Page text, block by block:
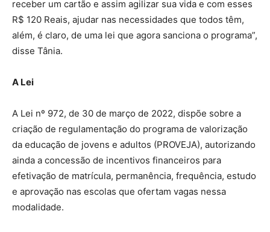
receber um cartão e assim agilizar sua vida e com esses
R$ 120 Reais, ajudar nas necessidades que todos têm,
além, é claro, de uma lei que agora sanciona o programa”,
disse Tânia.
A Lei
A Lei nº 972, de 30 de março de 2022, dispõe sobre a
criação de regulamentação do programa de valorização
da educação de jovens e adultos (PROVEJA), autorizando
ainda a concessão de incentivos financeiros para
efetivação de matrícula, permanência, frequência, estudo
e aprovação nas escolas que ofertam vagas nessa
modalidade.